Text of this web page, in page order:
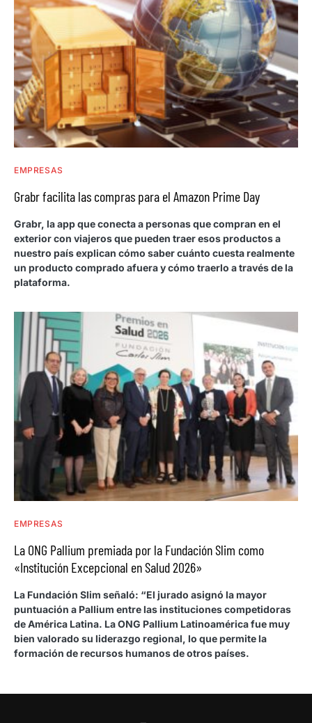
EMPRESAS
Grabr facilita las compras para el Amazon Prime Day
Grabr, la app que conecta a personas que compran en el
exterior con viajeros que pueden traer esos productos a
nuestro país explican cómo saber cuánto cuesta realmente
un producto comprado afuera y cómo traerlo a través de la
plataforma.
EMPRESAS
La ONG Pallium premiada por la Fundación Slim como
«Institución Excepcional en Salud 2026»
La Fundación Slim señaló: “El jurado asignó la mayor
puntuación a Pallium entre las instituciones competidoras
de América Latina. La ONG Pallium Latinoamérica fue muy
bien valorado su liderazgo regional, lo que permite la
formación de recursos humanos de otros países.